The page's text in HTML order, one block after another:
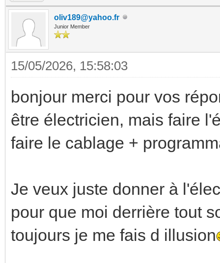
oliv189@yahoo.fr
Junior Member
15/05/2026, 15:58:03
bonjour merci pour vos
être électricien, mais faire
faire le cablage +
Je veux juste donner à
pour que moi derrière tout
toujours je me fais d illusion